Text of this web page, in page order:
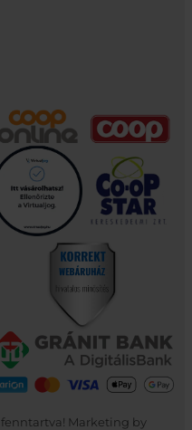
Marketing by